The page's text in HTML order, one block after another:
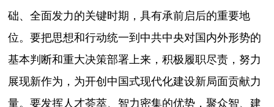
础、全面发力的关键时期，具有承前启后的重要地
位。要把思想和行动统一到中共中央对国内外形势的
基本判断和重大决策部署上来，积极履职尽责，努力
展现新作为，为开创中国式现代化建设新局面贡献力
量。要发挥人才荟萃、智力密集的优势，聚众智、建